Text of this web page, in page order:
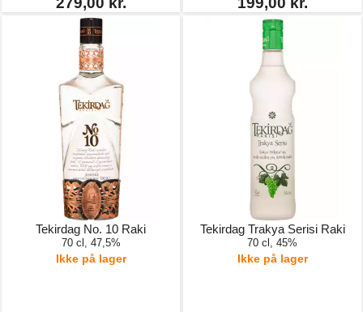
Tekirdag No. 10 Raki
70 cl, 47,5%
Ikke på lager
Tekirdag Trakya Serisi Raki
70 cl, 45%
Ikke på lager